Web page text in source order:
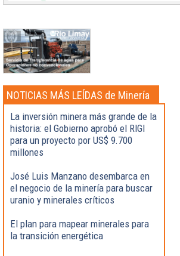
NOTICIAS MÁS LEÍDAS de Minería
La inversión minera más grande de la
historia: el Gobierno aprobó el RIGI
para un proyecto por US$ 9.700
millones
José Luis Manzano desembarca en
el negocio de la minería para buscar
uranio y minerales críticos
El plan para mapear minerales para
la transición energética